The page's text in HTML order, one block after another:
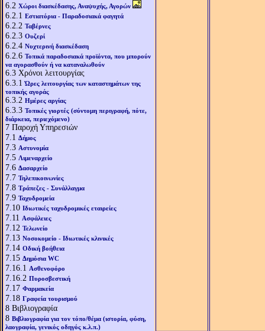
6.2 Χώροι διασκέδασης, Αναψυχής, Αγορών
6.2.1 Εστιατόρια - Παραδοσιακά φαγητά
6.2.2 Ταβέρνες
6.2.3 Ουζερί
6.2.4 Νυχτερινή διασκέδαση
6.2.6 Τοπικά παραδοσιακά προϊόντα, που μπορούν
να αγορασθούν ή να καταναλωθούν
6.3 Χρόνοι λειτουργίας
6.3.1Ώρες λειτουργίας των καταστημάτων της
τοπικής αγοράς
6.3.2 Ημέρες αργίας
6.3.3 Τοπικές γιορτές (σύντομη περιγραφή, πότε,
διάρκεια, περιεχόμενο)
7 Παροχή Υπηρεσιών
7.1 Δήμος
7.3 Αστυνομία
7.5 Λιμεναρχείο
7.6 Δασαρχείο
7.7 Τηλεπικοινωνίες
7.8 Τράπεζες - Συνάλλαγμα
7.9 Ταχυδρομεία
7.10 Ιδιωτικές ταχυδρομικές εταιρείες
7.11 Ασφάλειες
7.12 Τελωνείο
7.13 Νοσοκομείο - Ιδιωτικές κλινικές
7.14 Οδική βοήθεια
7.15 Δημόσια WC
7.16.1 Ασθενοφόρο
7.16.2 Πυροσβεστική
7.17 Φαρμακεία
7.18 Γραφεία τουρισμού
8 Βιβλιογραφία
8 Βιβλιογραφία για τον τόπο/θέμα (ιστορία, φύση,
λαογραφία, γενικός οδηγός κ.λ.π.)